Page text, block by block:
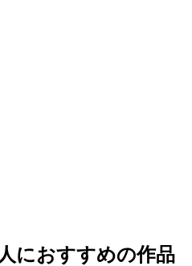
におすすめの作品